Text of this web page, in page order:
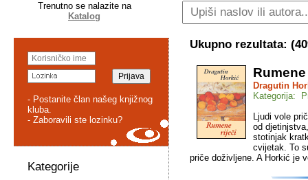
Trenutno se nalazite na
Katalog
- Postanite član našeg knjižnog
kluba.
- Zaboravili ste lozinku?
Kategorije
Ukupno rezultata: (
Dragutin
Kategorija:
Ljudi vole
od
stotinjak
cvijetak. To
priče doživljene. A Horkić je